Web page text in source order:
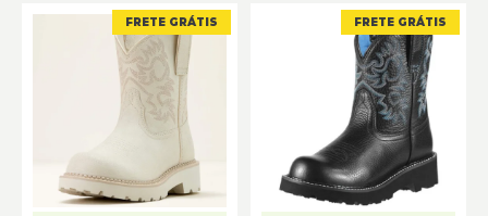
FRETE GRÁTIS FRETE GRÁTIS